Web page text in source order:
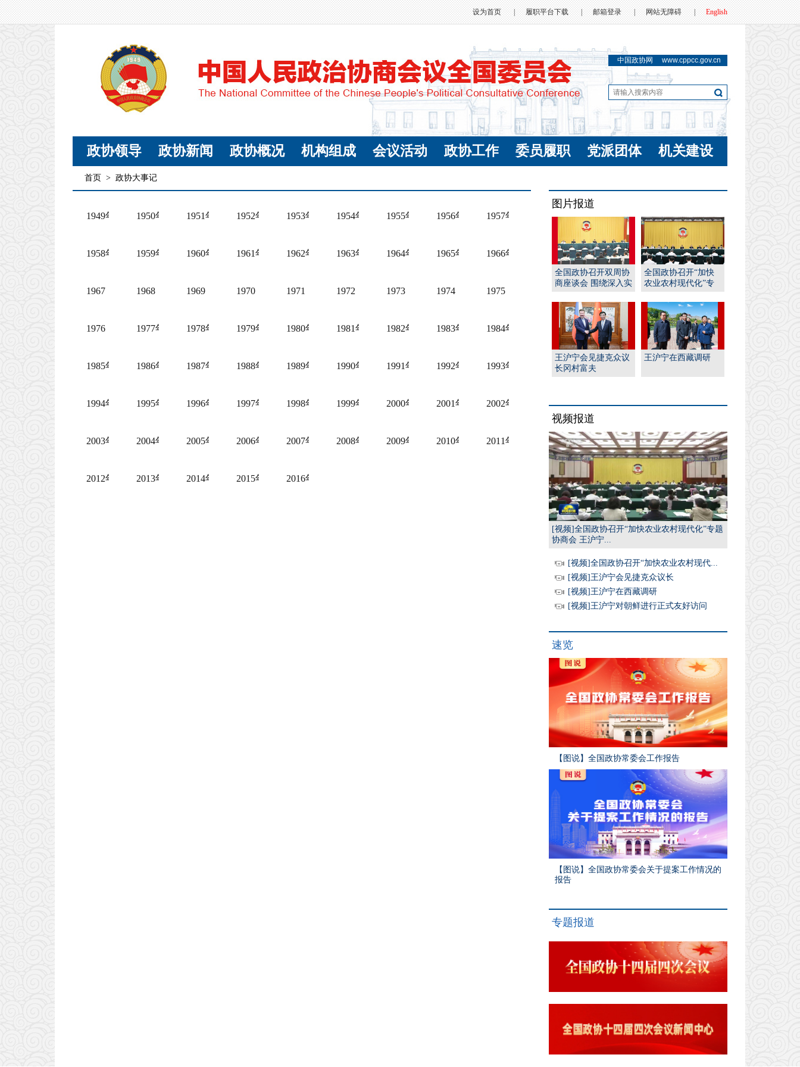
设为首页 履职平台下载 | 邮箱登录 网站无障碍 | English
中国政协网 www.cppcc.gov.cn
政协领导 政协新闻 政协概况 机构组成 会议活动 政协工作 委员履职 党派团体 机关建设
首页 > 政协大事记
1949年全国政协大事记1950年全国政协大事记1951年全国政协大事记1952年全国政协大事记1953年全国政协大事记1954年全国政协大事记1955年全国政协大事记1956年全国政协大事记1957年全国政协大事记
1958年全国政协大事记1959年全国政协大事记1960年全国政协大事记1961年全国政协大事记1962年全国政协大事记1963年全国政协大事记1964年全国政协大事记1965年全国政协大事记1966年全国政协大事记
1967 1968 1969 1970 1971 1972 1973 1974 1975
1976 1977年全国政协大事记1978年全国政协大事记1979年全国政协大事记1980年全国政协大事记1981年全国政协大事记1982年全国政协大事记1983年全国政协大事记1984年全国政协大事记
1985年全国政协大事记1986年全国政协大事记1987年全国政协大事记1988年全国政协大事记1989年全国政协大事记1990年全国政协大事记1991年全国政协大事记1992年全国政协大事记1993年全国政协大事记
1994年全国政协大事记1995年全国政协大事记1996年全国政协大事记1997年全国政协大事记1998年全国政协大事记1999年全国政协大事记2000年全国政协大事记2001年全国政协大事记2002年全国政协大事记
2003年全国政协大事记2004年全国政协大事记2005年全国政协大事记2006年全国政协大事记2007年全国政协大事记2008年全国政协大事记2009年全国政协大事记2010年全国政协大事记2011年全国政协大事记
2012年全国政协大事记2013年全国政协大事记2014年全国政协大事记2015年全国政协大事记2016年全国政协大事记
图片报道
全国政协召开双周协
商座谈会 围绕深入实
动...
全国政协召开“加快
农业农村现代化”专
并...
王沪宁会见捷克众议
长冈村富夫
王沪宁在西藏调研
视频报道
[视频]全国政协召开“加快农业农村现代化”专题
协商会 王沪宁...
[视频]全国政协召开“加快农业农村现代...
[视频]王沪宁会见捷克众议长
[视频]王沪宁在西藏调研
[视频]王沪宁对朝鲜进行正式友好访问
速览
【图说】全国政协常委会工作报告
【图说】全国政协常委会关于提案工作情况的
报告
专题报道